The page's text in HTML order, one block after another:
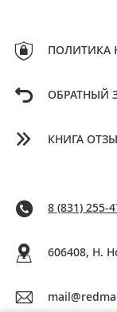
ПОЛИТИКА
ОБРАТНЫЙ
КНИГА
8 (831) 255-
606408, Н.